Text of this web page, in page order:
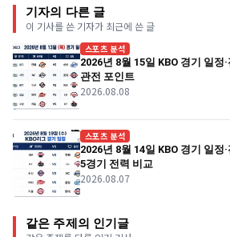
기자의 다른 글
이 기사를 쓴 기자가 최근에 쓴 글
스포츠 분석
2026년 8월 15일 KBO 경기 일정
관전 포인트
2026.08.08
스포츠 분석
2026년 8월 14일 KBO 경기 일정
5경기 전력 비교
2026.08.07
같은 주제의 인기글